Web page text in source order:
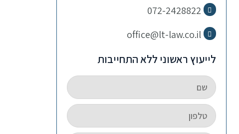
072-2428822
office@lt-law.co.il
לייעוץ ראשוני ללא התחייבות